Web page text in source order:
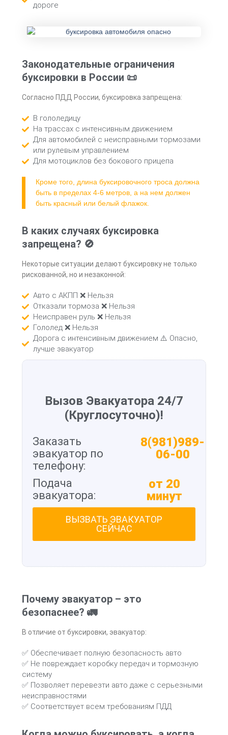
дороге
Законодательные ограничения
буксировки в России 📜
Согласно ПДД России, буксировка запрещена:
В гололедицу
На трассах с интенсивным движением
Для автомобилей с неисправными тормозами
или рулевым управлением
Для мотоциклов без бокового прицепа
Кроме того, длина буксировочного троса должна
быть в пределах 4-6 метров, а на нем должен
быть красный или белый флажок.
В каких случаях буксировка
запрещена? 🚫
Некоторые ситуации делают буксировку не только
рискованной, но и незаконной:
Авто с АКПП ❌ Нельзя
Отказали тормоза ❌ Нельзя
Неисправен руль ❌ Нельзя
Гололед ❌ Нельзя
Дорога с интенсивным движением ⚠️ Опасно,
лучше эвакуатор
Вызов Эвакуатора 24/7
(Круглосуточно)!
Заказать
эвакуатор по
телефону:
8(981)989-
06-00
Подача
эвакуатора:
от 20
минут
ВЫЗВАТЬ ЭВАКУАТОР
СЕЙЧАС
Почему эвакуатор – это
безопаснее? 🚛
В отличие от буксировки, эвакуатор:
✅ Обеспечивает полную безопасность авто
✅ Не повреждает коробку передач и тормозную
систему
✅ Позволяет перевезти авто даже с серьезными
неисправностями
✅ Соответствует всем требованиям ПДД